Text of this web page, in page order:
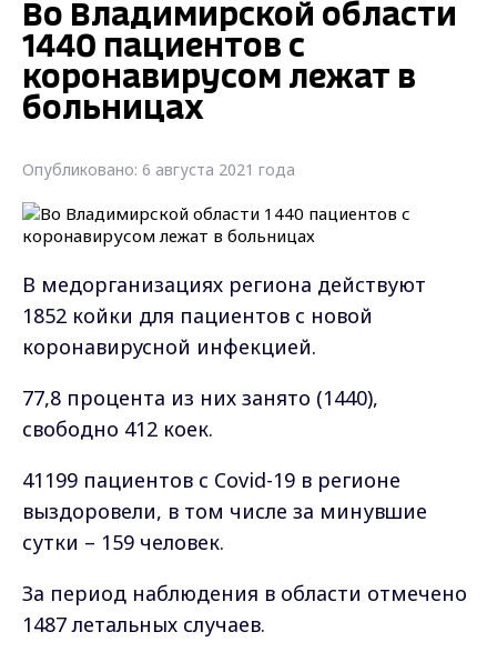
Во Владимирской области
1440 пациентов с
коронавирусом лежат в
больницах
Опубликовано: 6 августа 2021 года
В медорганизациях региона действуют
1852 койки для пациентов с новой
коронавирусной инфекцией.
77,8 процента из них занято (1440),
свободно 412 коек.
41199 пациентов с Covid-19 в регионе
выздоровели, в том числе за минувшие
сутки – 159 человек.
За период наблюдения в области отмечено
1487 летальных случаев.